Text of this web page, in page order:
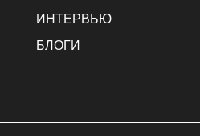
ИНТЕРВЬЮ
БЛОГИ